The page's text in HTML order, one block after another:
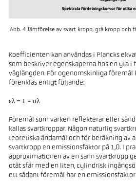
Abb. 4 Jämförelse av svart kropp, grå kropp och
Koefficienten kan användas i Plancks
som beskriver egenskaperna hos en yta i
våglängden. För ogenomskinliga föremål
förenklas enligt följande:
ελ = 1 - σλ
Föremål som varken reflekterar eller
kallas svartkroppar. Någon naturlig
teoretiska ändamål och för beräkning av
svartkropp en emissionsfaktor på 1,0. I
approximationen av en sann svartkropp
otät sfär med en liten, cylindrisk
ett sådant föremål har en